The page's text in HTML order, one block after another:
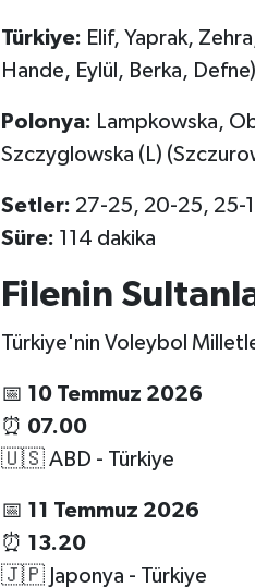
Türkiye: Elif, Yaprak,
Hande, Eylül, Berka, Defne)
Polonya: Lampkowska,
Szczyglowska (L)
Setler: 27-25, 20-25, 25-
Süre: 114 dakika
Filenin
Türkiye'nin Voleybol
📅 10 Temmuz 2026
⏰ 07.00
🇺🇸 ABD - Türkiye
📅 11 Temmuz 2026
⏰ 13.20
🇯🇵 Japonya - Türkiye